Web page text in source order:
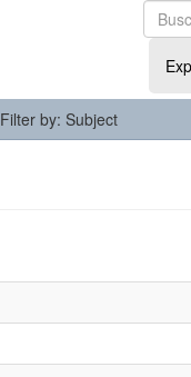
Filter by: Subject